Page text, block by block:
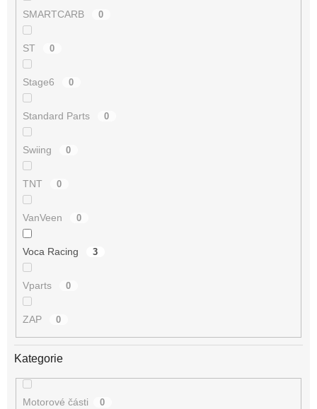
SMARTCARB 0
ST 0
Stage6 0
Standard Parts 0
Swiing 0
TNT 0
VanVeen 0
Voca Racing 3
Vparts 0
ZAP 0
Kategorie
Motorové části 0